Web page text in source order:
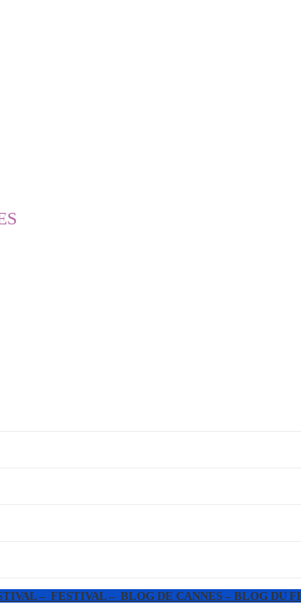
– FESTIVAL – BLOG DE CANNES – BLOG DU